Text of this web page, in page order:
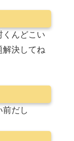
くんどこい
解決してね
前だし